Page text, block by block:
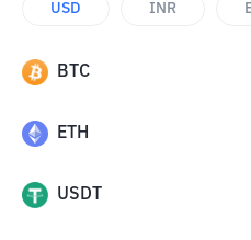
USD INR
BTC
ETH
USDT